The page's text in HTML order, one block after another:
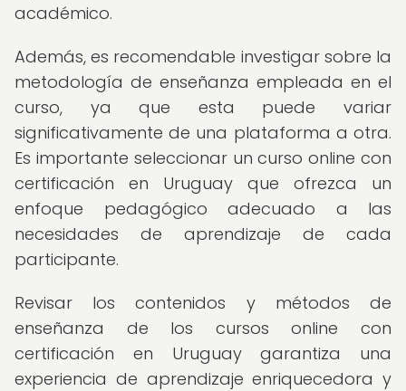
académico.
Además, es recomendable investigar sobre la
metodología de enseñanza empleada en el
curso, ya que esta puede variar
significativamente de una plataforma a otra.
Es importante seleccionar un curso online con
certificación en Uruguay que ofrezca un
enfoque pedagógico adecuado a las
necesidades de aprendizaje de cada
participante.
Revisar los contenidos y métodos de
enseñanza de los cursos online con
certificación en Uruguay garantiza una
experiencia de aprendizaje enriquecedora y